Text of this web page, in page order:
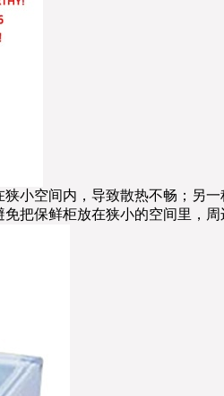
小空间内，导致散热不畅；另
保鲜柜放在狭小的空间里，